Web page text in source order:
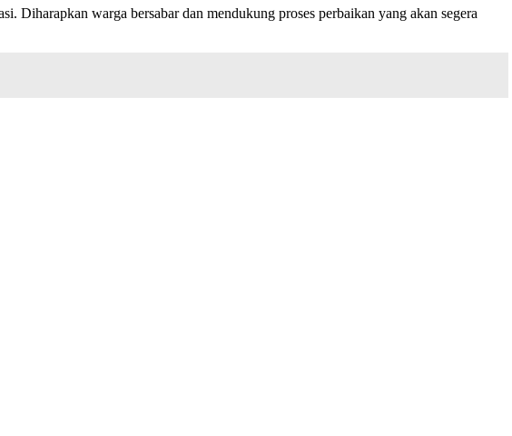
Diharapkan warga bersabar dan mendukung proses perbaikan yang akan segera